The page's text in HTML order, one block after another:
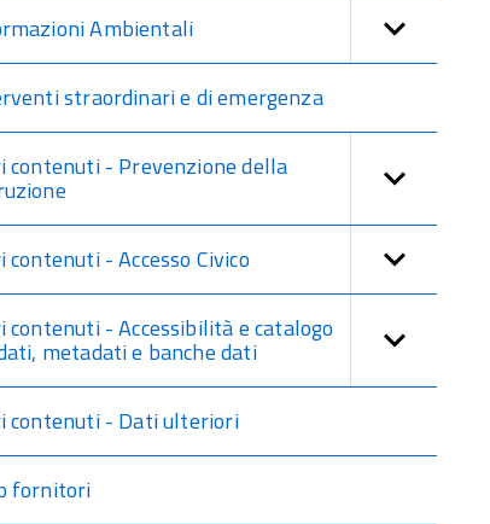
Ambientali
straordinari e di emergenza
contenuti - Prevenzione della
- Accesso Civico
- Accessibilità e catalogo
metadati e banche dati
contenuti - Dati ulteriori
fornitori